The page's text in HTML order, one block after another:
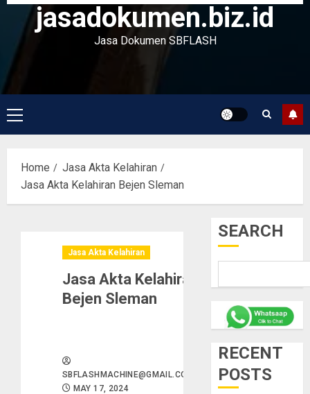
jasadokumen.biz.id
Jasa Dokumen SBFLASH
Primary
Menu
Home
Jasa Akta Kelahiran
Jasa Akta Kelahiran Bejen Sleman
Jasa Akta Kelahiran
Jasa Akta Kelahiran
Bejen Sleman
SBFLASHMACHINE@GMAIL.COM
MAY 17, 2024
SEARCH
RECENT
POSTS